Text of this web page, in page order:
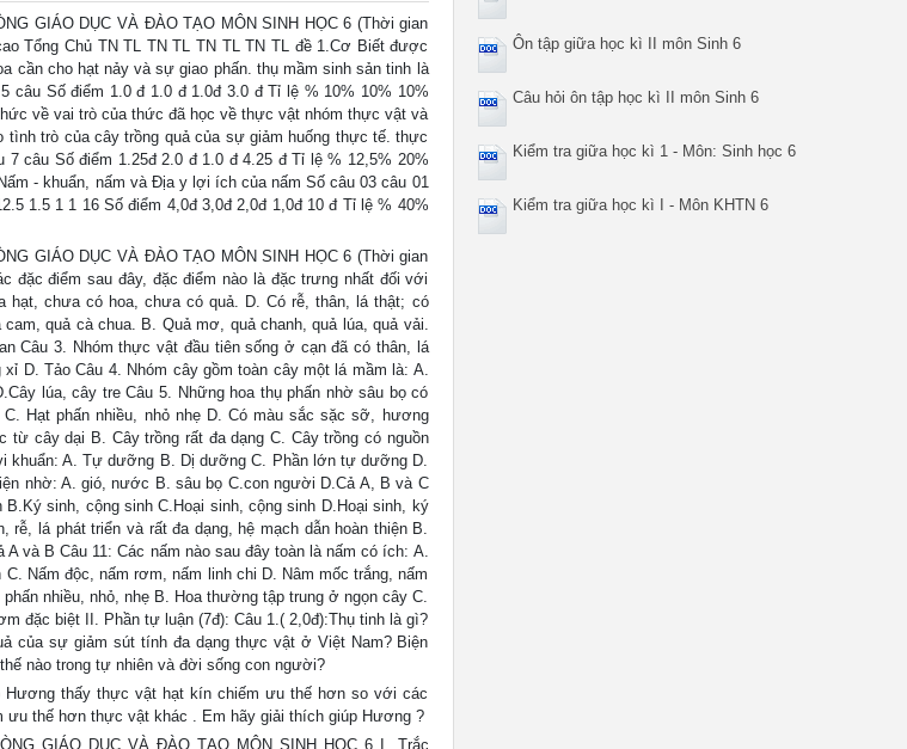
GIÁO DỤC VÀ ĐÀO TẠO MÔN SINH HỌC 6 (Thời gian
Tổng Chủ TN TL TN TL TN TL TN TL đề 1.Cơ Biết được
cần cho hạt nảy và sự giao phấn. thụ mầm sinh sản tinh là
câu Số điểm 1.0 đ 1.0 đ 1.0đ 3.0 đ Tỉ lệ % 10% 10% 10%
về vai trò của thức đã học về thực vật nhóm thực vật và
trò của cây trồng quả của sự giảm huống thực tế. thực
câu Số điểm 1.25đ 2.0 đ 1.0 đ 4.25 đ Tỉ lệ % 12,5% 20%
- khuẩn, nấm và Địa y lợi ích của nấm Số câu 03 câu 01
1.5 1 1 16 Số điểm 4,0đ 3,0đ 2,0đ 1,0đ 10 đ Tỉ lệ % 40%
GIÁO DỤC VÀ ĐÀO TẠO MÔN SINH HỌC 6 (Thời gian
đặc điểm sau đây, đặc điểm nào là đặc trưng nhất đối với
chưa có hoa, chưa có quả. D. Có rễ, thân, lá thật; có
quả cà chua. B. Quả mơ, quả chanh, quả lúa, quả vải.
Câu 3. Nhóm thực vật đầu tiên sống ở cạn đã có thân, lá
D. Tảo Câu 4. Nhóm cây gồm toàn cây một lá mầm là: A.
lúa, cây tre Câu 5. Những hoa thụ phấn nhờ sâu bọ có
Hạt phấn nhiều, nhỏ nhẹ D. Có màu sắc sặc sỡ, hương
cây dại B. Cây trồng rất đa dạng C. Cây trồng có nguồn
khuẩn: A. Tự dưỡng B. Dị dưỡng C. Phần lớn tự dưỡng D.
nhờ: A. gió, nước B. sâu bọ C.con người D.Cả A, B và C
sinh, cộng sinh C.Hoại sinh, cộng sinh D.Hoại sinh, ký
lá phát triển và rất đa dạng, hệ mạch dẫn hoàn thiện B.
và B Câu 11: Các nấm nào sau đây toàn là nấm có ích: A.
Nấm độc, nấm rơm, nấm linh chi D. Nâm mốc trắng, nấm
nhiều, nhỏ, nhẹ B. Hoa thường tập trung ở ngọn cây C.
đặc biệt II. Phần tự luận (7đ): Câu 1.( 2,0đ):Thụ tinh là gì?
của sự giảm sút tính đa dạng thực vật ở Việt Nam? Biện
nào trong tự nhiên và đời sống con người?
thấy thực vật hạt kín chiếm ưu thế hơn so với các
thế hơn thực vật khác . Em hãy giải thích giúp Hương ?
GIÁO DỤC VÀ ĐÀO TẠO MÔN SINH HỌC 6 I. Trắc
Ôn tập giữa học kì II môn Sinh 6
Câu hỏi ôn tập học kì II môn Sinh 6
Kiểm tra giữa học kì 1 - Môn: Sinh học 6
Kiểm tra giữa học kì I - Môn KHTN 6